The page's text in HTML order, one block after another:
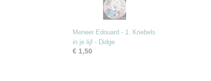
Meneer Edouard - 1. Kriebels
in je lijf - Didge
€ 1,50